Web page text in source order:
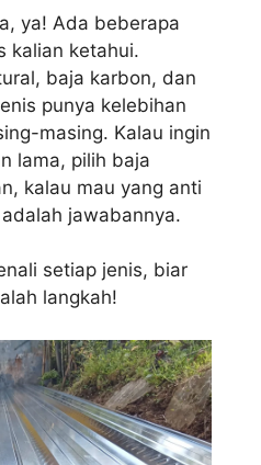
ya! Ada beberapa
kalian ketahui.
baja karbon, dan
punya kelebihan
masing. Kalau ingin
lama, pilih baja
kalau mau yang anti
jawabannya.
setiap jenis, biar
langkah!